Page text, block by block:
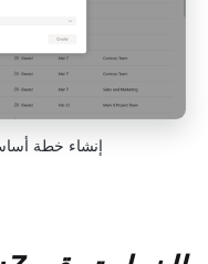
إنشاء خطة